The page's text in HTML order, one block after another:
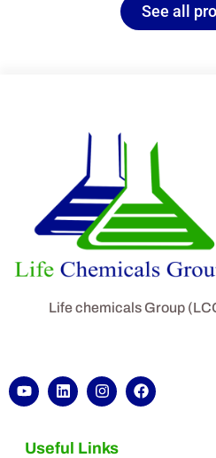
See all
Life chemicals Group
Useful Links